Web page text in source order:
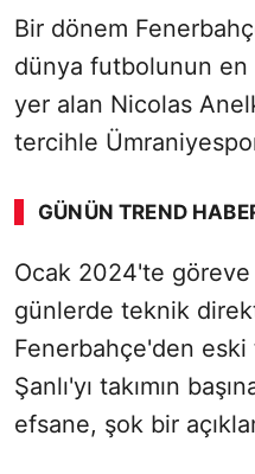
Bir dönem
dünya futbolunun en
yer alan Nicolas
tercihle
GÜNÜN TREND
00:02 / 08:06
Ocak 2024'te
günlerde teknik
Fenerbahçe'den eski
Şanlı'yı takımın
efsane, şok bir